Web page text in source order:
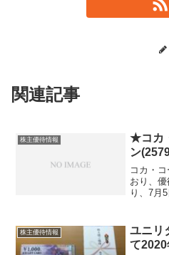
関連記事
株主優待情報
★コカ
ン
コカ・
おり、
り、7月
で45ポ
18本で
株主優待情報
ユニリ
て2020